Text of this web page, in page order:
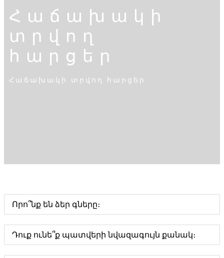
Հաճախակի
տրվող
հարցեր
Հաճախակի տրվող հարցեր
Որո՞նք են ձեր գները։
Դուք ունե՞ք պատվերի նվազագույն քանակ։